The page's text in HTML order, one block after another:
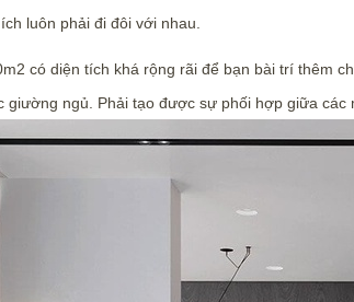
luôn phải đi đôi với nhau.
có diện tích khá rộng rãi để bạn bài trí thêm
giường ngủ. Phải tạo được sự phối hợp giữa